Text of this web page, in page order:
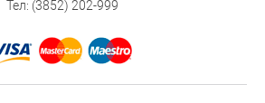
Тел: (3852) 202-999